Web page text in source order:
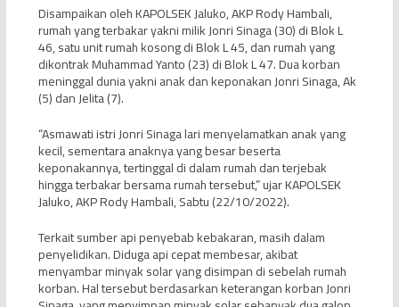
Disampaikan oleh KAPOLSEK Jaluko, AKP Rody Hambali,
rumah yang terbakar yakni milik Jonri Sinaga (30) di Blok L
46, satu unit rumah kosong di Blok L 45, dan rumah yang
dikontrak Muhammad Yanto (23) di Blok L 47. Dua korban
meninggal dunia yakni anak dan keponakan Jonri Sinaga, Ak
(5) dan Jelita (7).
“Asmawati istri Jonri Sinaga lari menyelamatkan anak yang
kecil, sementara anaknya yang besar beserta
keponakannya, tertinggal di dalam rumah dan terjebak
hingga terbakar bersama rumah tersebut,” ujar KAPOLSEK
Jaluko, AKP Rody Hambali, Sabtu (22/10/2022).
Terkait sumber api penyebab kebakaran, masih dalam
penyelidikan. Diduga api cepat membesar, akibat
menyambar minyak solar yang disimpan di sebelah rumah
korban. Hal tersebut berdasarkan keterangan korban Jonri